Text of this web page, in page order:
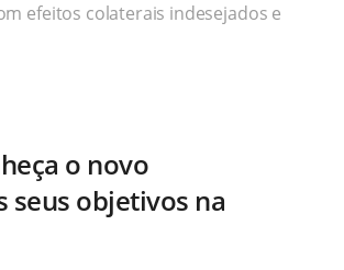
efeitos colaterais indesejados e
o novo
seus objetivos na